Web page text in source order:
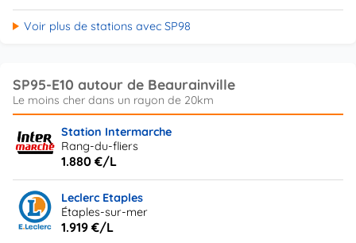
Voir plus de stations avec SP98
SP95-E10 autour de Beaurainville
Station Intermarche
Rang-du-fliers
1.880 €/L
Leclerc Etaples
Étaples-sur-mer
1.919 €/L